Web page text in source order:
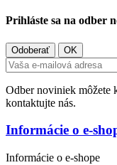
Prihláste sa na odber
Odber noviniek
kontaktujte nás.
Informácie o e-
Informácie o e-shope